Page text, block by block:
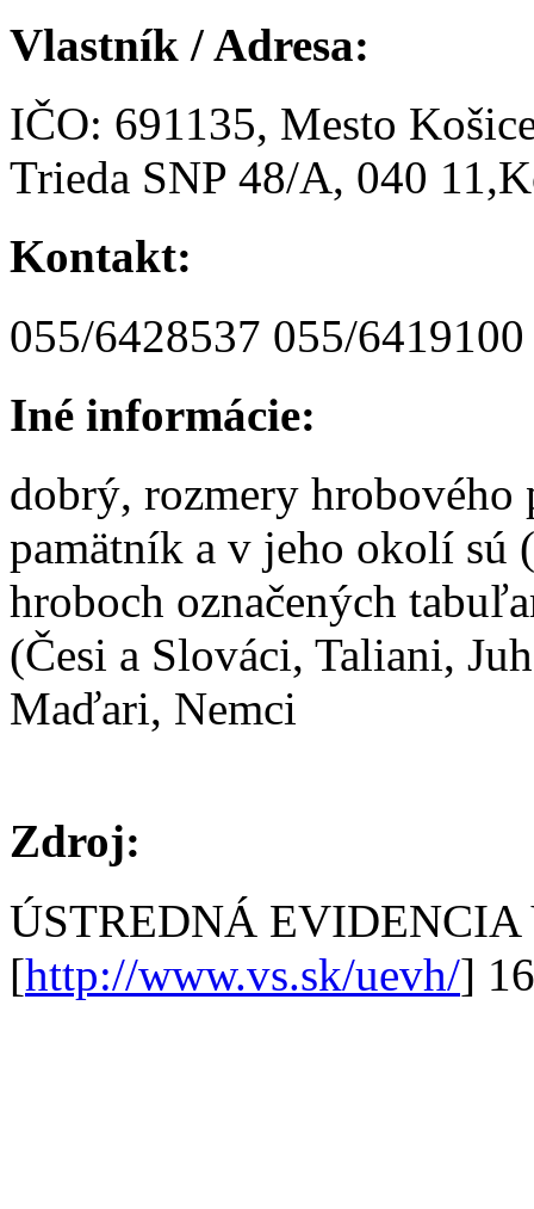
Vlastník / Adresa:
IČO: 691135, Mesto
Trieda SNP 48/A, 040
Kontakt:
055/6428537 055/6419100
Iné informácie:
dobrý, rozmery
pamätník a v jeho okolí
hroboch označených
(Česi a Slováci, Taliani,
Maďari, Nemci
Zdroj:
ÚSTREDNÁ
[http://www.vs.sk/uevh/]